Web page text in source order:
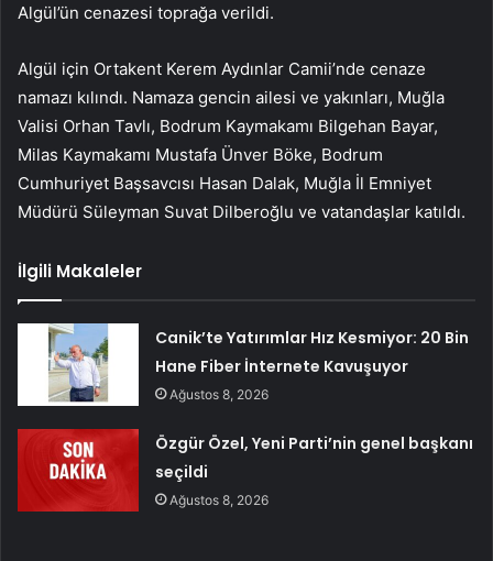
Algül’ün cenazesi toprağa verildi.
Algül için Ortakent Kerem Aydınlar Camii’nde cenaze
namazı kılındı. Namaza gencin ailesi ve yakınları, Muğla
Valisi Orhan Tavlı, Bodrum Kaymakamı Bilgehan Bayar,
Milas Kaymakamı Mustafa Ünver Böke, Bodrum
Cumhuriyet Başsavcısı Hasan Dalak, Muğla İl Emniyet
Müdürü Süleyman Suvat Dilberoğlu ve vatandaşlar katıldı.
İlgili Makaleler
Canik’te Yatırımlar Hız Kesmiyor: 20 Bin
Hane Fiber İnternete Kavuşuyor
Ağustos 8, 2026
Özgür Özel, Yeni Parti’nin genel başkanı
seçildi
Ağustos 8, 2026